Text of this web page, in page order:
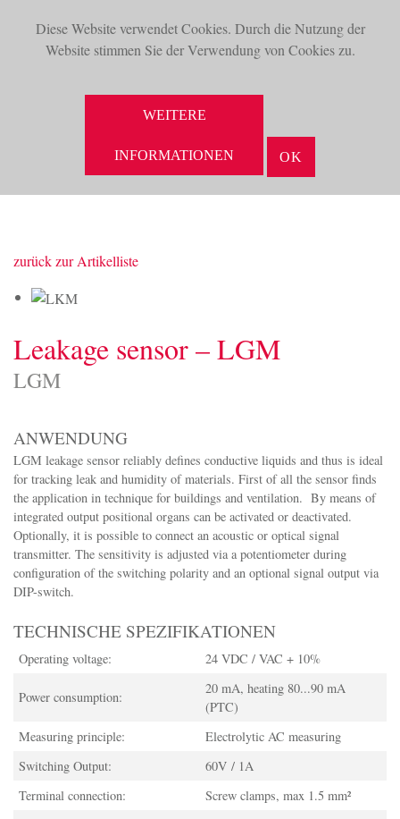
Diese Website verwendet Cookies. Durch die Nutzung der
Website stimmen Sie der Verwendung von Cookies zu.
WEITERE
INFORMATIONEN OK
zurück zur Artikelliste
Leakage sensor – LGM
LGM
ANWENDUNG
LGM leakage sensor reliably defines conductive liquids and thus is ideal
for tracking leak and humidity of materials. First of all the sensor finds
the application in technique for buildings and ventilation. By means of
integrated output positional organs can be activated or deactivated.
Optionally, it is possible to connect an acoustic or optical signal
transmitter. The sensitivity is adjusted via a potentiometer during
configuration of the switching polarity and an optional signal output via
DIP-switch.
TECHNISCHE SPEZIFIKATIONEN
Operating voltage: 24 VDC / VAC + 10%
Power consumption:
20 mA, heating 80...90 mA
(PTC)
Measuring principle:
Electrolytic AC measuring
Switching Output:
60V / 1A
Terminal connection:
Screw clamps, max 1.5 mm²